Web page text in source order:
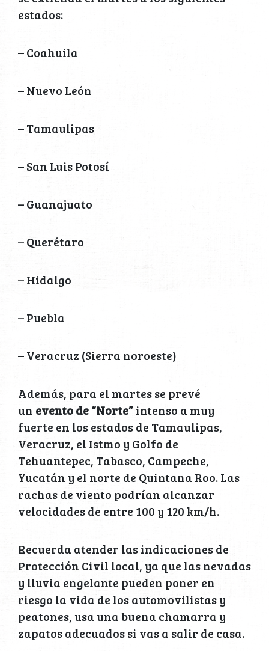
estados:
– Coahuila
– Nuevo León
– Tamaulipas
– San Luis Potosí
– Guanajuato
– Querétaro
– Hidalgo
– Puebla
– Veracruz (Sierra noroeste)
Además, para el martes se prevé
un evento de “Norte”intenso a muy
fuerte en los estados de Tamaulipas,
Veracruz, el Istmo y Golfo de
Tehuantepec, Tabasco, Campeche,
Yucatán y el norte de Quintana Roo. Las
rachas de viento podrían alcanzar
velocidades de entre 100 y 120 km/h.
Recuerda atender las indicaciones de
Protección Civil local, ya que las nevadas
y lluvia engelante pueden poner en
riesgo la vida de los automovilistas y
peatones, usa una buena chamarra y
zapatos adecuados si vas a salir de casa.